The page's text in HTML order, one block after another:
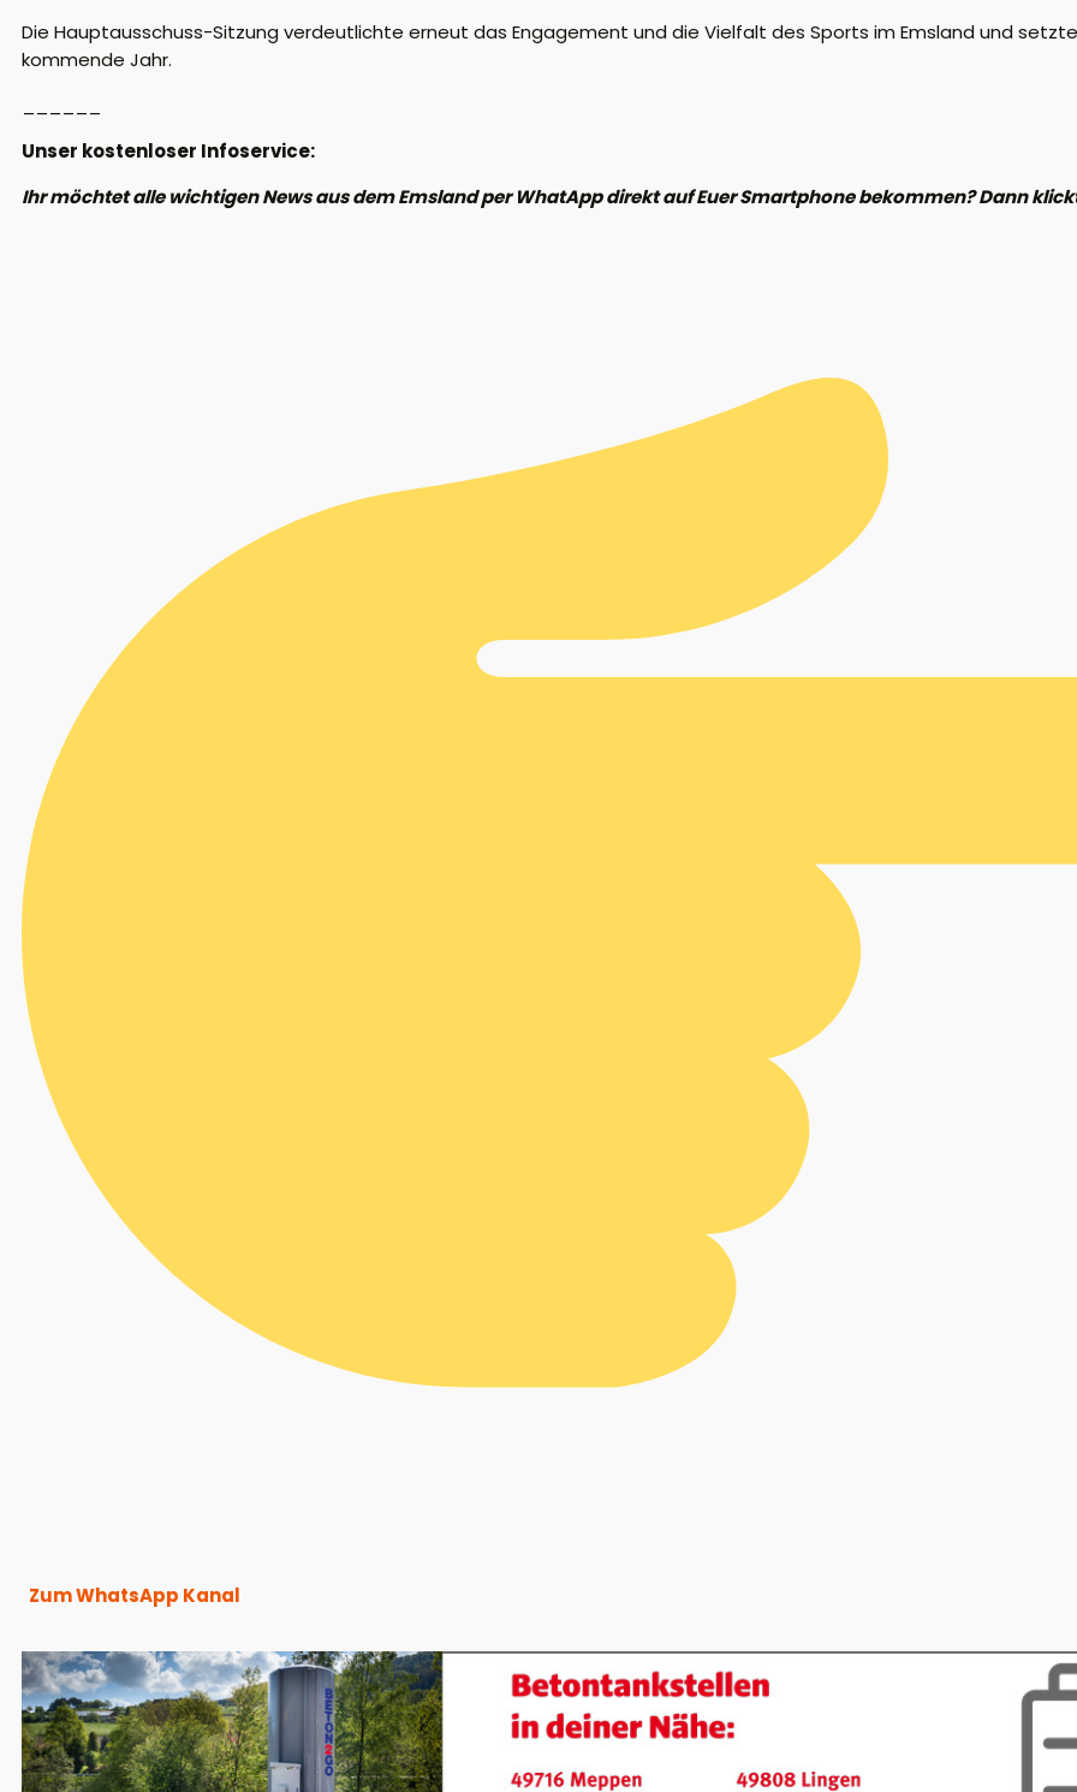
Die Hauptausschuss-Sitzung verdeutlichte erneut das Engagement und die Vielfalt des Sports im Emsland und
kommende Jahr.
Unser kostenloser Infoservice:
Ihr möchtet alle wichtigen News aus dem Emsland per WhatApp direkt auf Euer Smartphone bekommen? Dann
Zum WhatsApp Kanal